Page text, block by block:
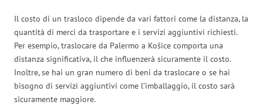
Il costo di un trasloco dipende da vari fattori come la distanza, la
quantità di merci da trasportare e i servizi aggiuntivi richiesti.
Per esempio, traslocare da Palermo a Košice comporta una
distanza significativa, il che influenzerà sicuramente il costo.
Inoltre, se hai un gran numero di beni da traslocare o se hai
bisogno di servizi aggiuntivi come l’imballaggio, il costo sarà
sicuramente maggiore.